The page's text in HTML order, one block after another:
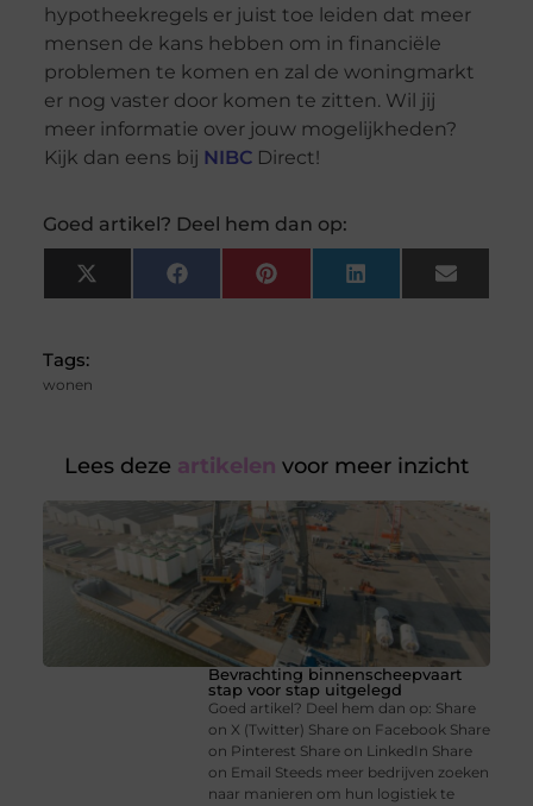
hypotheekregels er juist toe leiden dat meer
mensen de kans hebben om in financiële
problemen te komen en zal de woningmarkt
er nog vaster door komen te zitten. Wil jij
meer informatie over jouw mogelijkheden?
Kijk dan eens bij NIBCDirect!
Goed artikel? Deel hem dan op:
X
(Twitter)
FacebookPinterest LinkedIn Email
Tags:
wonen
Lees deze artikelen voor meer inzicht
Bevrachting binnenscheepvaart
stap voor stap uitgelegd
Goed artikel? Deel hem dan op: Share
on X (Twitter) Share on Facebook Share
on Pinterest Share on LinkedIn Share
on Email Steeds meer bedrijven zoeken
naar manieren om hun logistiek te